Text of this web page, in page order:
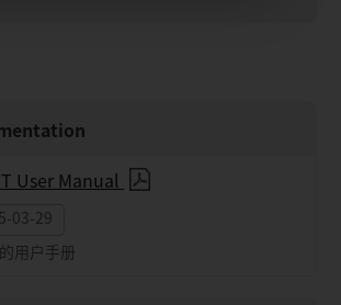
User Manual
03-29
用户手册